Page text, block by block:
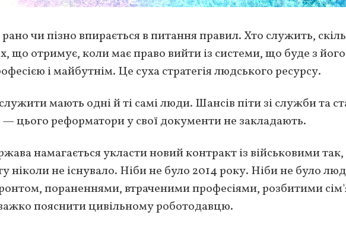
чи пізно впирається в питання правил. Хто служить,
що отримує, коли має право вийти із системи, що буде з його
і майбутнім. Це суха стратегія людського ресурсу.
мають одні й ті самі люди. Шансів піти зі служби та
цього реформатори у свої документи не закладають.
намагається укласти новий контракт із військовими так,
ніколи не існувало. Ніби не було 2014 року. Ніби не було
пораненнями, втраченими професіями, розбитими
пояснити цивільному роботодавцю.